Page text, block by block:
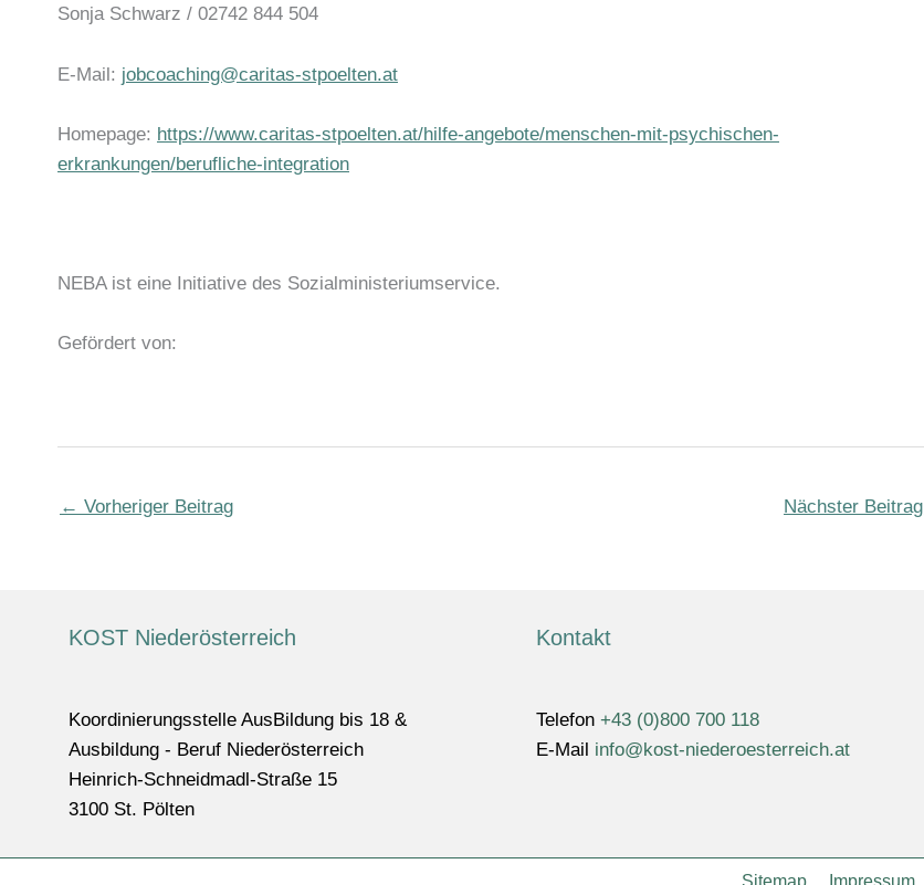
Sonja Schwarz / 02742 844 504
E-Mail: jobcoaching@caritas-stpoelten.at
Homepage: https://www.caritas-stpoelten.at/hilfe-angebote/menschen-mit-psychischen-
erkrankungen/berufliche-integration
NEBA ist eine Initiative des Sozialministeriumservice.
Gefördert von:
← Vorheriger Beitrag Nächster Beitrag
KOST Niederösterreich
Koordinierungsstelle AusBildung bis 18 &
Ausbildung - Beruf Niederösterreich
Heinrich-Schneidmadl-Straße 15
3100 St. Pölten
Kontakt
Telefon+43 (0)800 700 118
E-Mail info@kost-niederoesterreich.at